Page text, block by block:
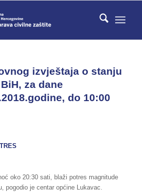
izvještaja o stanju
za dane
do 10:00
oko 20:30 sati, blaži potres magnitude
pogodio je centar općine Lukavac.